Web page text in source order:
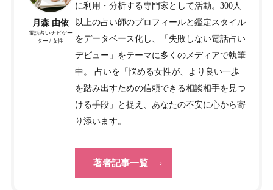
月森 由依
電話占いナビゲー
ター / 女性
に利用・分析する専門家として活動。300人
以上の占い師のプロフィールと鑑定スタイル
をデータベース化し、「失敗しない電話占い
デビュー」をテーマに多くのメディアで執筆
中。 占いを「悩める女性が、より良い一歩
を踏み出すための信頼できる相談相手を見つ
ける手段」と捉え、あなたの不安に心から寄
り添います。
著者記事一覧